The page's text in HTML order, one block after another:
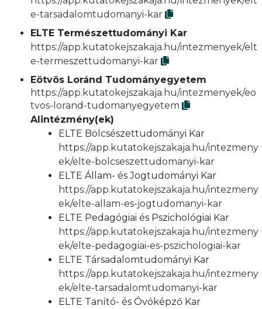
e-tarsadalomtudomanyi-kar
ELTE Természettudományi Kar
https://app.kutatokejszakaja.hu/intezmenyek/elt
e-termeszettudomanyi-kar
Eötvös Loránd Tudományegyetem
https://app.kutatokejszakaja.hu/intezmenyek/eo
tvos-lorand-tudomanyegyetem
Alintézmény(ek)
ELTE Bölcsészettudományi Kar
https://app.kutatokejszakaja.hu/intezmeny
ek/elte-bolcseszettudomanyi-kar
ELTE Állam- és Jogtudományi Kar
https://app.kutatokejszakaja.hu/intezmeny
ek/elte-allam-es-jogtudomanyi-kar
ELTE Pedagógiai és Pszichológiai Kar
https://app.kutatokejszakaja.hu/intezmeny
ek/elte-pedagogiai-es-pszichologiai-kar
ELTE Társadalomtudományi Kar
https://app.kutatokejszakaja.hu/intezmeny
ek/elte-tarsadalomtudomanyi-kar
ELTE Tanító- és Óvóképző Kar